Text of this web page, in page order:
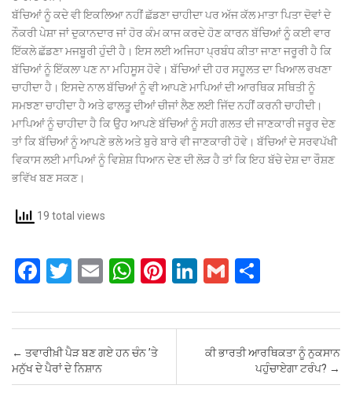
ਬੱਚਿਆਂ ਨੂੰ ਕਦੇ ਵੀ ਇਕਲਿਆ ਨਹੀਂ ਛੱਡਣਾ ਚਾਹੀਦਾ ਪਰ ਅੱਜ ਕੱਲ ਮਾਤਾ ਪਿਤਾ ਦੋਵਾਂ ਦੇ
ਨੌਕਰੀ ਪੇਸ਼ਾ ਜਾਂ ਦੁਕਾਨਦਾਰ ਜਾਂ ਹੋਰ ਕੰਮ ਕਾਜ ਕਰਦੇ ਹੋਣ ਕਾਰਨ ਬੱਚਿਆਂ ਨੂੰ ਕਈ ਵਾਰ
ਇੱਕਲੇ ਛੱਡਣਾ ਮਜਬੂਰੀ ਹੁੰਦੀ ਹੈ। ਇਸ ਲਈ ਅਜਿਹਾ ਪ੍ਰਬੰਧ ਕੀਤਾ ਜਾਣਾ ਜਰੂਰੀ ਹੈ ਕਿ
ਬੱਚਿਆਂ ਨੂੰ ਇੱਕਲਾ ਪਣ ਨਾ ਮਹਿਸੂਸ ਹੋਵੇ। ਬੱਚਿਆਂ ਦੀ ਹਰ ਸਹੂਲਤ ਦਾ ਖਿਆਲ ਰਖਣਾ
ਚਾਹੀਦਾ ਹੈ। ਇਸਦੇ ਨਾਲ ਬੱਚਿਆਂ ਨੂੰ ਵੀ ਆਪਣੇ ਮਾਪਿਆਂ ਦੀ ਆਰਥਿਕ ਸਥਿਤੀ ਨੂੰ
ਸਮਝਣਾ ਚਾਹੀਦਾ ਹੈ ਅਤੇ ਫਾਲਤੂ ਦੀਆਂ ਚੀਜਾਂ ਲੈਣ ਲਈ ਜਿੱਦ ਨਹੀਂ ਕਰਨੀ ਚਾਹੀਦੀ।
ਮਾਪਿਆਂ ਨੂੰ ਚਾਹੀਦਾ ਹੈ ਕਿ ਉਹ ਆਪਣੇ ਬੱਚਿਆਂ ਨੂੰ ਸਹੀ ਗਲਤ ਦੀ ਜਾਣਕਾਰੀ ਜਰੂਰ ਦੇਣ
ਤਾਂ ਕਿ ਬੱਚਿਆਂ ਨੂੰ ਆਪਣੇ ਭਲੇ ਅਤੇ ਬੁਰੇ ਬਾਰੇ ਵੀ ਜਾਣਕਾਰੀ ਹੋਵੇ। ਬੱਚਿਆਂ ਦੇ ਸਰਵਪੱਖੀ
ਵਿਕਾਸ ਲਈ ਮਾਪਿਆਂ ਨੂੰ ਵਿਸ਼ੇਸ਼ ਧਿਆਨ ਦੇਣ ਦੀ ਲੋੜ ਹੈ ਤਾਂ ਕਿ ਇਹ ਬੱਚੇ ਦੇਸ਼ ਦਾ ਰੌਸ਼ਣ
ਭਵਿੱਖ ਬਣ ਸਕਣ।
19 total views
F
ce
b
o
T
tt
er
E
ail
W
at
s
Pi
er
Li
ke
dI
G
ail ar
e
Post navigation
← ਤਵਾਰੀਖ਼ੀ ਪੈੜ ਬਣ ਗਏ ਹਨ ਚੰਨ ’ਤੇ
ਮਨੁੱਖ ਦੇ ਪੈਰਾਂ ਦੇ ਨਿਸ਼ਾਨ
ਕੀ ਭਾਰਤੀ ਆਰਥਿਕਤਾ ਨੂੰ ਨੁਕਸਾਨ
ਪਹੁੰਚਾਏਗਾ ਟਰੰਪ? →